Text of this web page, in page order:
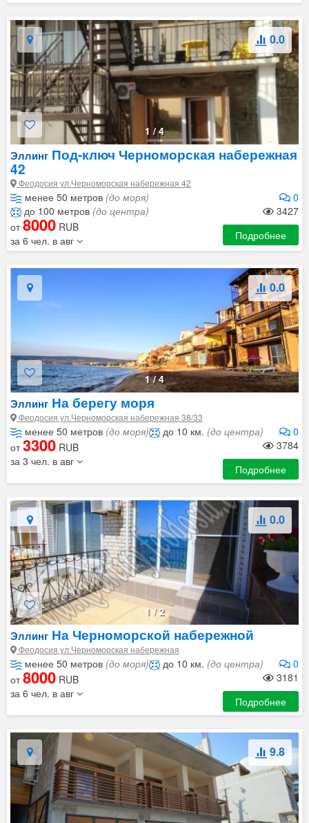
1 /4
0.0
Эллинг Под-ключ Черноморская набережная
42
Феодосия ул.Черноморская набережная 42
менее 50 метров (до моря)
0
до 100 метров (до центра)
3427
от8000 RUB
за 6 чел. в авг
Подробнее
1/4
0.0
Эллинг На берегу моря
Феодосия ул.Черноморская набережная 38/33
менее 50 метров (до моря) 0
до 10 км. (до центра)
3784
от3300 RUB
за 3 чел. в авг
Подробнее
1/2
0.0
Эллинг На Черноморской набережной
Феодосия ул.Черноморская набережная
менее 50 метров (до моря) 0
до 10 км. (до центра)
3181
от8000 RUB
за 6 чел. в авг
Подробнее
9.8